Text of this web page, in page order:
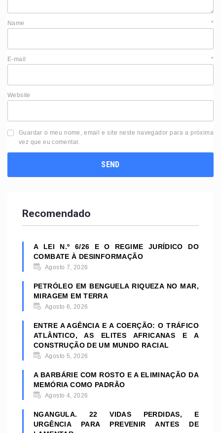
Name *
E-mail *
Website
Guardar o meu nome, email e site neste navegador para a próxima
vez que eu comentar.
Recomendado
A LEI N.º 6/26 E O REGIME JURÍDICO DO
COMBATE À DESINFORMAÇÃO
Agosto 7, 2026
PETRÓLEO EM BENGUELA RIQUEZA NO MAR,
MIRAGEM EM TERRA
Agosto 6, 2026
ENTRE A AGÊNCIA E A COERÇÃO: O TRÁFICO
ATLÂNTICO, AS ELITES AFRICANAS E A
CONSTRUÇÃO DE UM MUNDO RACIAL
Agosto 5, 2026
A BARBÁRIE COM ROSTO E A ELIMINAÇÃO DA
MEMÓRIA COMO PADRÃO
Agosto 4, 2026
NGANGULA. 22 VIDAS PERDIDAS, E
URGÊNCIA PARA PREVENIR ANTES DE